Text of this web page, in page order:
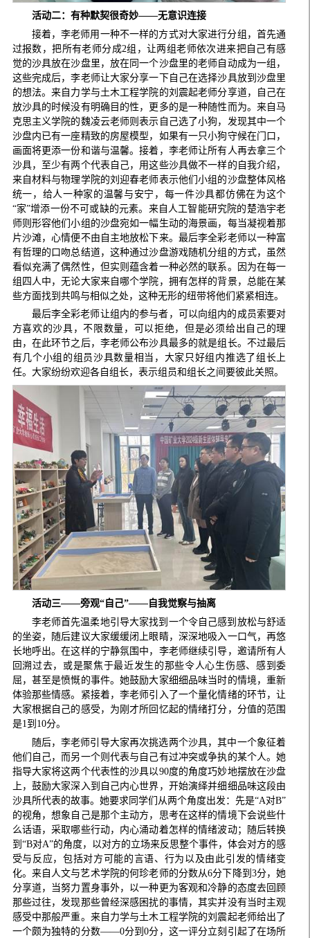
活动二：有种默契很奇妙——无意识连接
接着，李老师用一种不一样的方式对大家进行分组，首先通
过报数，把所有老师分成2组，让两组老师依次进来把自己有感
觉的沙具放在沙盘里，放在同一个沙盘里的老师自动成为一组，
这些完成后，李老师让大家分享一下自己在选择沙具放到沙盘里
的想法。来自力学与土木工程学院的刘震起老师分享道，自己在
放沙具的时候没有明确目的性，更多的是一种随性而为。来自马
克思主义学院的魏凌云老师则表示自己选了小狗，发现其中一个
沙盘内已有一座精致的房屋模型，如果有一只小狗守候在门口，
画面将更添一份和谐与温馨。接着，李老师让所有人再去拿三个
沙具，至少有两个代表自己，用这些沙具做不一样的自我介绍，
来自材料与物理学院的刘迎春老师表示他们小组的沙盘整体风格
统一，给人一种家的温馨与安宁，每一件沙具都仿佛在为这个
“家”增添一份不可或缺的元素。来自人工智能研究院的楚浩宇老
师则形容他们小组的沙盘宛如一幅生动的海景画，每当凝视着那
片沙滩，心情便不由自主地放松下来。最后李全彩老师以一种富
有哲理的口吻总结道，这种通过沙盘游戏随机分组的方式，虽然
看似充满了偶然性，但实则蕴含着一种必然的联系。因为在每一
组四人中，无论大家来自哪个学院，拥有怎样的背景，总能在某
些方面找到共鸣与相似之处，这种无形的纽带将他们紧紧相连。
最后李全彩老师让组内的参与者，可以向组内的成员索要对
方喜欢的沙具，不限数量，可以拒绝，但是必须给出自己的理
由，在此环节之后，李老师公布沙具最多的就是组长。不过最后
有几个小组的组员沙具数量相当，大家只好组内推选了组长上
任。大家纷纷欢迎各自组长，表示组员和组长之间要彼此关照。
活动三——旁观“自己”——自我觉察与抽离
李老师首先温柔地引导大家找到一个令自己感到放松与舒适
的坐姿，随后建议大家缓缓闭上眼睛，深深地吸入一口气，再悠
长地呼出。在这样的宁静氛围中，李老师继续引导，邀请所有人
回溯过去，或是聚焦于最近发生的那些令人心生伤感、感到委
屈，甚至是愤慨的事件。她鼓励大家细细品味当时的情境，重新
体验那些情感。紧接着，李老师引入了一个量化情绪的环节，让
大家根据自己的感受，为刚才所回忆起的情绪打分，分值的范围
是1到10分。
随后，李老师引导大家再次挑选两个沙具，其中一个象征着
他们自己，而另一个则代表与自己有过冲突或争执的某个人。她
指导大家将这两个代表性的沙具以90度的角度巧妙地摆放在沙盘
上，鼓励大家深入到自己内心世界，开始演绎并细细品味这段由
沙具所代表的故事。她要求同学们从两个角度出发：先是“A对B”
的视角，想象自己是那个主动方，思考在这样的情境下会说些什
么话语，采取哪些行动，内心涌动着怎样的情绪波动；随后转换
到“B对A”的角度，以对方的立场来反思整个事件，体会对方的感
受与反应，包括对方可能的言语、行为以及由此引发的情绪变
化。来自人文与艺术学院的何珍老师的分数从6分下降到3分，她
分享道，当努力置身事外，以一种更为客观和冷静的态度去回顾
那些过往，发现那些曾经深感困扰的事情，其实并没有当时主观
感受中那般严重。来自力学与土木工程学院的刘震起老师给出了
一个颇为独特的分数——0分到0分，这一评分立刻引起了在场所